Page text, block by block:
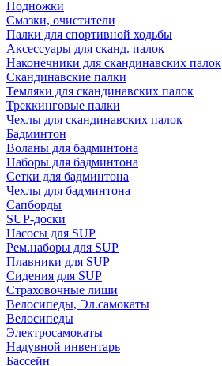
Подножки
Смазки, очистители
Палки для спортивной ходьбы
Аксессуары для сканд. палок
Наконечники для скандинавских палок
Скандинавские палки
Темляки для скандинавских палок
Треккинговые палки
Чехлы для скандинавских палок
Бадминтон
Воланы для бадминтона
Наборы для бадминтона
Сетки для бадминтона
Чехлы для бадминтона
Сапборды
SUP-доски
Насосы для SUP
Рем.наборы для SUP
Плавники для SUP
Сидения для SUP
Страховочные лиши
Велосипеды, Эл.самокаты
Велосипеды
Электросамокаты
Надувной инвентарь
Бассейн